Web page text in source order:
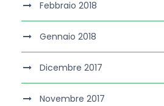
Febbraio 2018
Gennaio 2018
Dicembre 2017
Novembre 2017